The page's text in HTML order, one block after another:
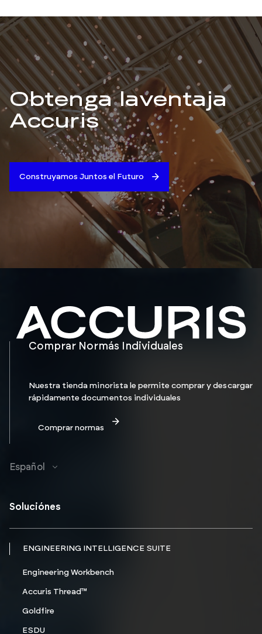
Obtenga laventaja
Accuris
Construyamos Juntos el Futuro
Comprar Normás Individuales
Nuestra tienda minorista le permite comprar y descargar
rápidamente documentos individuales
Comprar normas
Español
Soluciónes
ENGINEERING INTELLIGENCE SUITE
Engineering Workbench
Accuris Thread™
Goldfire
ESDU